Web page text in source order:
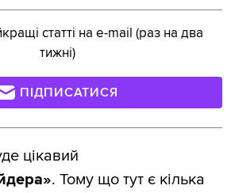
статті на e-mail (раз на два
тижні)
ПІДПИСАТИСЯ
цікавий
. Тому що тут є кілька